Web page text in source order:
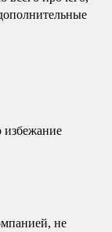
избежание
не